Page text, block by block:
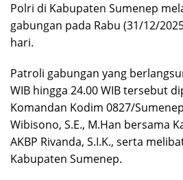
Polri di Kabupaten Sumenep
gabungan pada Rabu (31/12/
hari.
Patroli gabungan yang
WIB hingga 24.00 WIB tersebut
Komandan Kodim 0827/
Wibisono, S.E., M.Han bersama
AKBP Rivanda, S.I.K., serta
Kabupaten Sumenep.